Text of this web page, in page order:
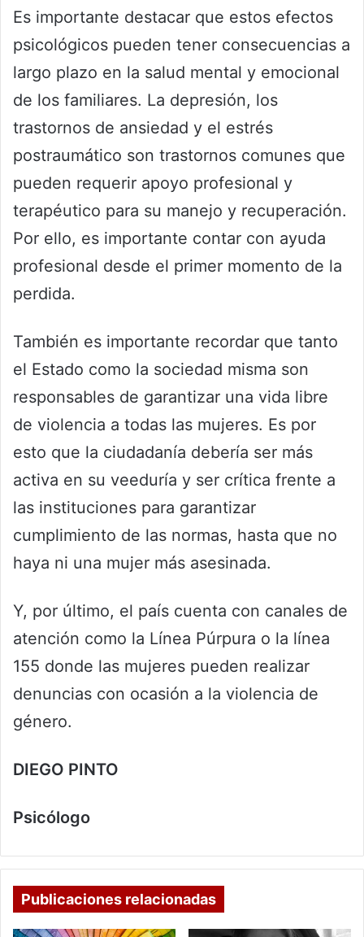
Es importante destacar que estos efectos
psicológicos pueden tener consecuencias a
largo plazo en la salud mental y emocional
de los familiares. La depresión, los
trastornos de ansiedad y el estrés
postraumático son trastornos comunes que
pueden requerir apoyo profesional y
terapéutico para su manejo y recuperación.
Por ello, es importante contar con ayuda
profesional desde el primer momento de la
perdida.
También es importante recordar que tanto
el Estado como la sociedad misma son
responsables de garantizar una vida libre
de violencia a todas las mujeres. Es por
esto que la ciudadanía debería ser más
activa en su veeduría y ser crítica frente a
las instituciones para garantizar
cumplimiento de las normas, hasta que no
haya ni una mujer más asesinada.
Y, por último, el país cuenta con canales de
atención como la Línea Púrpura o la línea
155 donde las mujeres pueden realizar
denuncias con ocasión a la violencia de
género.
DIEGO PINTO
Psicólogo
Publicaciones relacionadas